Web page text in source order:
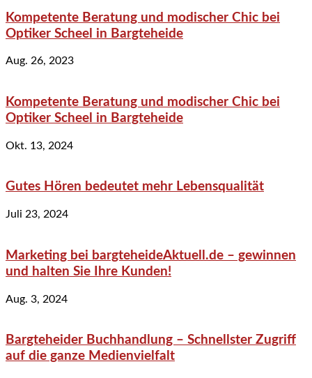
Kompetente Beratung und modischer Chic bei
Optiker Scheel in Bargteheide
Aug. 26, 2023
Kompetente Beratung und modischer Chic bei
Optiker Scheel in Bargteheide
Okt. 13, 2024
Gutes Hören bedeutet mehr Lebensqualität
Juli 23, 2024
Marketing bei bargteheideAktuell.de – gewinnen
und halten Sie Ihre Kunden!
Aug. 3, 2024
Bargteheider Buchhandlung – Schnellster Zugriff
auf die ganze Medienvielfalt